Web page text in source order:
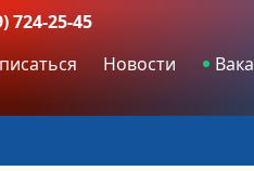
724-25-45
Новости